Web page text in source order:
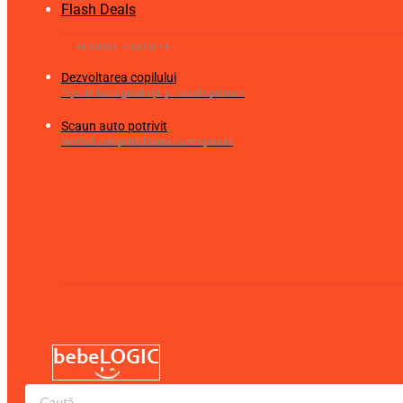
Flash Deals
Dezvoltarea copilului
Fișe de lucru gradiniță și clasele primare
Scaun auto potrivit
Verifică compatibilitatea cu mașina ta
Products